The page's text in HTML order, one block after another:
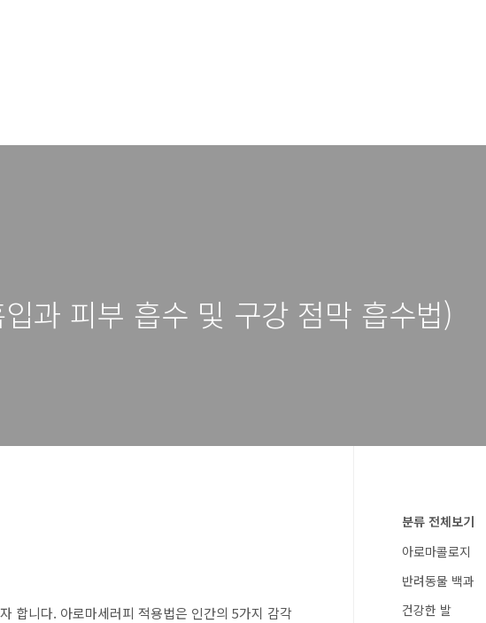
과 피부 흡수 및 구강 점막 흡수법)
합니다. 아로마세러피 적용법은 인간의 5가지 감각
분류 전체보기
아로마콜로지
반려동물 백과
건강한 발